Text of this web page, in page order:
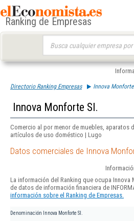
Ranking de Empresas
Directorio Ranking Empresas Innova
Innova Monforte Sl.
Comercio al por menor de muebles, aparatos
artículos de uso doméstico | Lugo
Datos comerciales de Innova
La información del Ranking que ocupa
de datos de información financiera de
información sobre el Ranking de Empresas.
Denominación Innova Monforte Sl.